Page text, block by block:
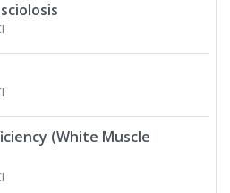
(White Muscle